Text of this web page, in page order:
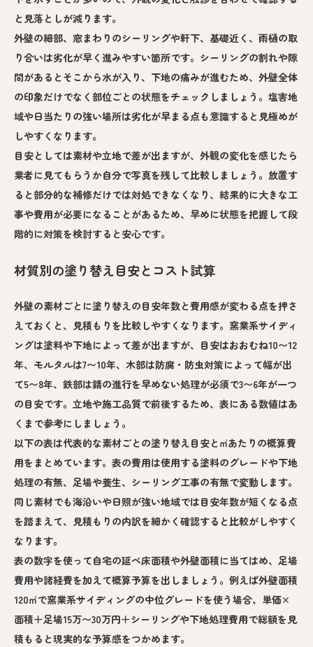
と見落としが減ります。
外壁の細部、窓まわりのシーリングや軒下、基礎近く、雨樋の取
り合いは劣化が早く進みやすい箇所です。シーリングの割れや隙
間があるとそこから水が入り、下地の痛みが進むため、外壁全体
の印象だけでなく部位ごとの状態をチェックしましょう。塩害地
域や日当たりの強い場所は劣化が早まる点も意識すると見極めが
しやすくなります。
目安としては素材や立地で差が出ますが、外観の変化を感じたら
業者に見てもらうか自分で写真を残して比較しましょう。放置す
ると部分的な補修だけでは対処できなくなり、結果的に大きな工
事や費用が必要になることがあるため、早めに状態を把握して段
階的に対策を検討すると安心です。
材質別の塗り替え目安とコスト試算
外壁の素材ごとに塗り替えの目安年数と費用感が変わる点を押さ
えておくと、見積もりを比較しやすくなります。窯業系サイディ
ングは塗料や下地によって差が出ますが、目安はおおむね10〜12
年、モルタルは7〜10年、木部は防腐・防虫対策によって幅が出
て5〜8年、鉄部は錆の進行を早めない処理が必須で3〜6年が一つ
の目安です。立地や施工品質で前後するため、表にある数値はあ
くまで参考にしましょう。
以下の表は代表的な素材ごとの塗り替え目安と㎡あたりの概算費
用をまとめています。表の費用は使用する塗料のグレードや下地
処理の有無、足場や養生、シーリング工事の有無で変動します。
同じ素材でも海沿いや日照が強い地域では目安年数が短くなる点
を踏まえて、見積もりの内訳を細かく確認すると比較がしやすく
なります。
表の数字を使って自宅の延べ床面積や外壁面積に当てはめ、足場
費用や諸経費を加えて概算予算を出しましょう。例えば外壁面積
120㎡で窯業系サイディングの中位グレードを使う場合、単価×
面積＋足場15万〜30万円＋シーリングや下地処理費用で総額を見
積もると現実的な予算感をつかめます。